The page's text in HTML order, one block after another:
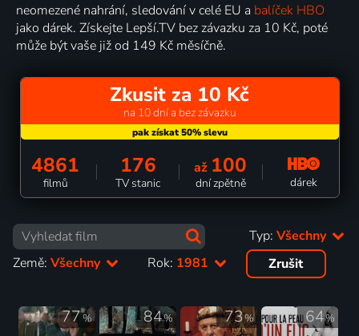
neomezené nahrání, sledování v celé EU a balíček HBO
jako dárek. Získejte Lepší.TV bez závazku za 10 Kč, poté
může být vaše již od 149 Kč měsíčně.
Zkusit za 10 Kč
na 10 dní a bez závazku
4861
filmů
176
TV stanic
až 100
dní zpětně dárek
Typ: Všechny
Země: Všechny Rok: 1981 Zrušit
77% 84% 73% 64%